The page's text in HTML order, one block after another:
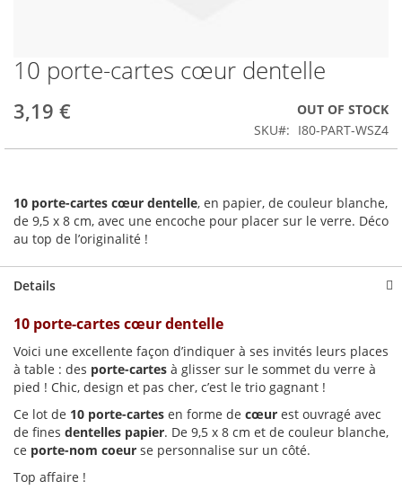
Skip
to
the
beginning
10 porte-cartes cœur dentelle
3,19 €
OUT OF STOCK
SKU
I80-PART-WSZ4
10 porte-cartes cœur dentelle, en papier, de couleur blanche,
de 9,5 x 8 cm, avec une encoche pour placer sur le verre. Déco
au top de l’originalité !
Details
10 porte-cartes cœur dentelle
Voici une excellente façon d’indiquer à ses invités leurs places
à table : des porte-cartes à glisser sur le sommet du verre à
pied ! Chic, design et pas cher, c’est le trio gagnant !
Ce lot de 10 porte-cartes en forme de cœur est ouvragé avec
de fines dentelles papier. De 9,5 x 8 cm et de couleur blanche,
ce porte-nom coeur se personnalise sur un côté.
Top affaire !